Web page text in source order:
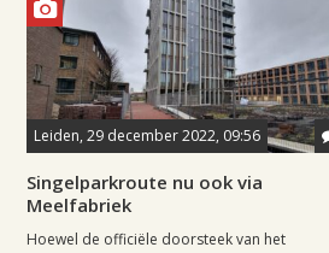
Leiden, 29 december 2022, 09:56
Singelparkroute nu ook via
Meelfabriek
Hoewel de officiële doorsteek van het